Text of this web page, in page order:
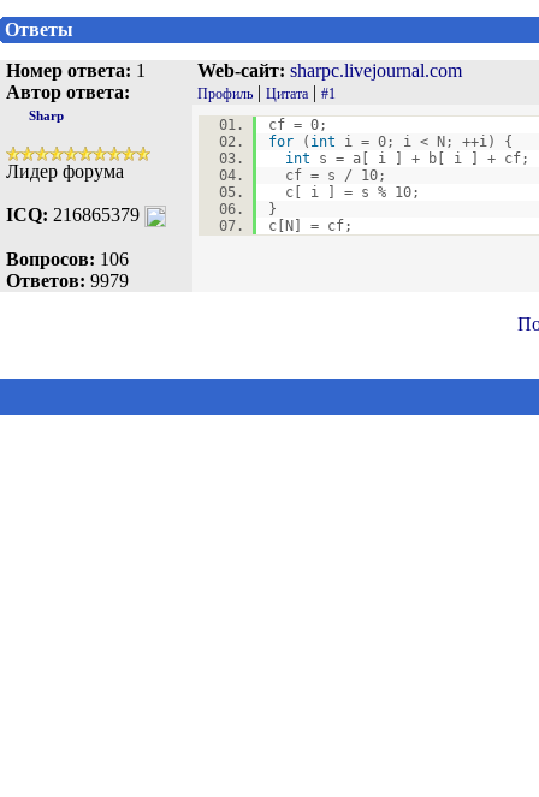
Ответы
Номер ответа: 1
Автор ответа:
Sharp
Лидер форума
ICQ: 216865379
Вопросов: 106
Ответов: 9979
Web-сайт: sharpc.livejournal.com
Профиль | Цитата | #1
cf = 0;
for ( int i = 0; i < N; ++i) {
int s = a[ i ] + b[ i ] + cf;
cf = s / 10;
c[ i ] = s % 10;
}
c[N] = cf;